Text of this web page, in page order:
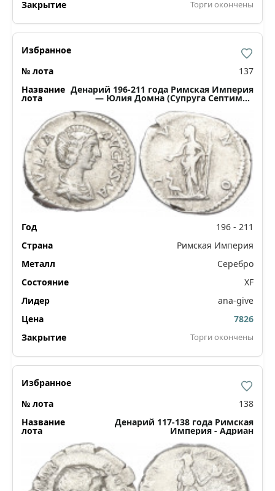
Торги окончены
137
Денарий 196-211 года Римская Империя
— Юлия Домна (Супруга Септимия
196 - 211
Римская Империя
Серебро
XF
ana-give
7826
Торги окончены
138
Денарий 117-138 года Римская
Империя - Адриан